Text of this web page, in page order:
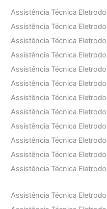
Assistência Técnica
Assistência Técnica
Assistência Técnica
Assistência Técnica
Assistência Técnica
Assistência Técnica
Assistência Técnica
Assistência Técnica
Assistência Técnica
Assistência Técnica
Assistência Técnica
Assistência Técnica
Assistência Técnica